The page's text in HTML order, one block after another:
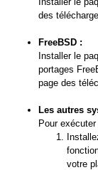
des
FreeBSD :
Installer le
portages
page des
Les autres
Pour
votre